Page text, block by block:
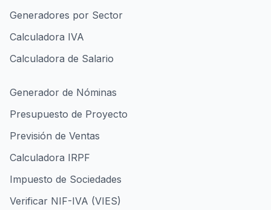
Generadores por Sector
Calculadora IVA
Calculadora de Salario
Generador de Nóminas
Presupuesto de Proyecto
Previsión de Ventas
Calculadora IRPF
Impuesto de Sociedades
Verificar NIF-IVA (VIES)